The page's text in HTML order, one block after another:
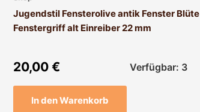
Jugendstil Fensterolive antik Fenster Blüte
Fenstergriff alt Einreiber 22 mm
20,00 € Verfügbar: 3
In den Warenkorb